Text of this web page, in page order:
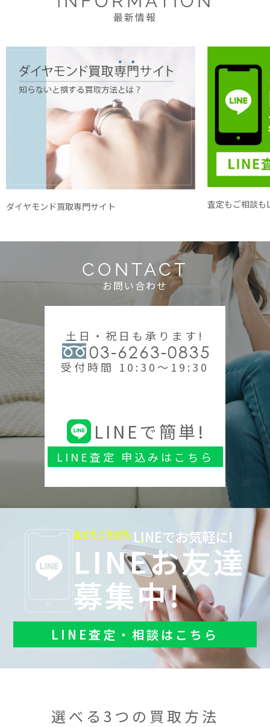
最新情報
ダイヤモンド買取専門サイト 査定もご相談も
CONTACT
お問い合わせ
土日・祝日も承ります!
03-6263-0835
受付時間 10:30～19:30
LINEで簡単!
LINE査定 申込みはこちら
査定もご相談も LINEでお気軽に!
LINEお友達
募集中!
LINE査定・相談はこちら
選べる3つの買取方法